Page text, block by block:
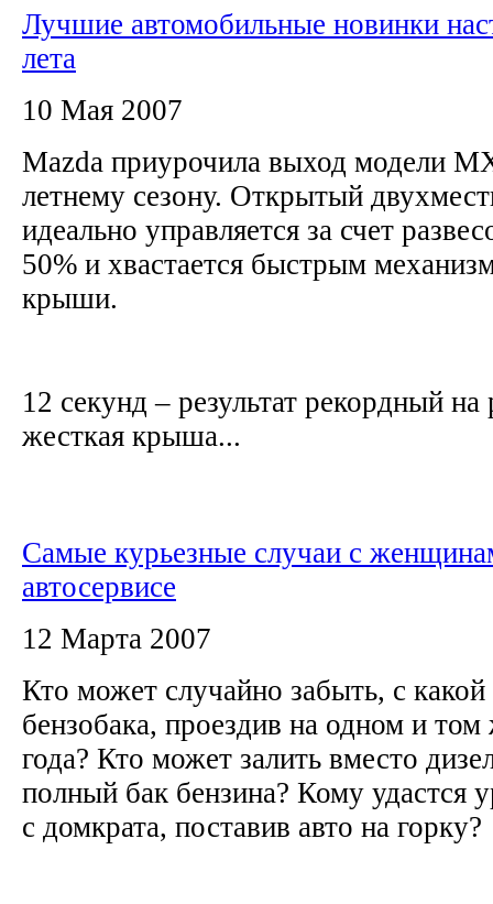
Лучшие автомобильные новинки
лета
10 Мая 2007
Mazda приурочила выход модели
летнему сезону. Открытый
идеально управляется за счет
50% и хвастается быстрым
крыши.
12 секунд – результат рекордный
жесткая крыша...
Самые курьезные случаи с
автосервисе
12 Марта 2007
Кто может случайно забыть, с
бензобака, проездив на одном и
года? Кто может залить вместо
полный бак бензина? Кому удастся
с домкрата, поставив авто на горку?